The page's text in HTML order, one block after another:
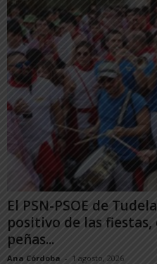
El PSN-PSOE de
positivo de las fiestas,
peñas...
Ana Córdoba - 1 agosto, 2026